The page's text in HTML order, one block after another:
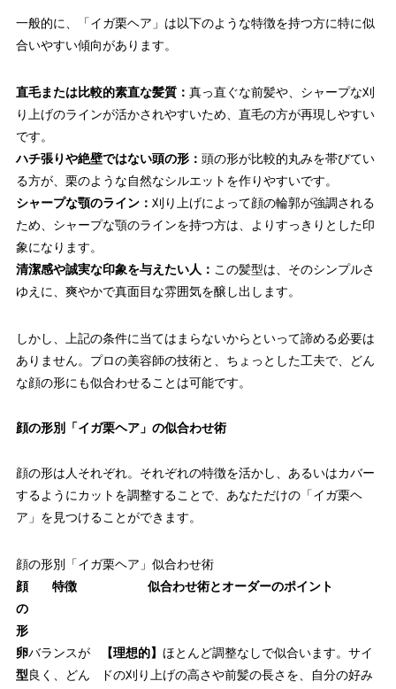
一般的に、「イガ栗ヘア」は以下のような特徴を持つ方に特に似
合いやすい傾向があります。
直毛または比較的素直な髪質： 真っ直ぐな前髪や、シャープな刈
り上げのラインが活かされやすいため、直毛の方が再現しやすい
です。
ハチ張りや絶壁ではない頭の形： 頭の形が比較的丸みを帯びてい
る方が、栗のような自然なシルエットを作りやすいです。
シャープな顎のライン： 刈り上げによって顔の輪郭が強調される
ため、シャープな顎のラインを持つ方は、よりすっきりとした印
象になります。
清潔感や誠実な印象を与えたい人： この髪型は、そのシンプルさ
ゆえに、爽やかで真面目な雰囲気を醸し出します。
しかし、上記の条件に当てはまらないからといって諦める必要は
ありません。プロの美容師の技術と、ちょっとした工夫で、どん
な顔の形にも似合わせることは可能です。
顔の形別「イガ栗ヘア」の似合わせ術
顔の形は人それぞれ。それぞれの特徴を活かし、あるいはカバー
するようにカットを調整することで、あなただけの「イガ栗ヘ
ア」を見つけることができます。
顔の形別「イガ栗ヘア」似合わせ術
顔
の
形
特徴 似合わせ術とオーダーのポイント
卵
型
バランスが
良く、どん
【理想的】 ほとんど調整なしで似合います。サイ
ドの刈り上げの高さや前髪の長さを、自分の好み